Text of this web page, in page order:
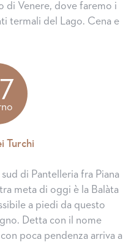
di Venere, dove faremo i
termali del Lago. Cena e
Turchi
di Pantelleria fra Piana
meta di oggi è la Balàta
a piedi da questo
Detta con il nome
poca pendenza arriva a